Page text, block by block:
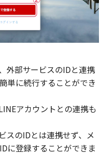
外部サービスのIDと連携
単に続行することができ
アカウントとの連携も
のIDとは連携せず、メ
に登録することができま